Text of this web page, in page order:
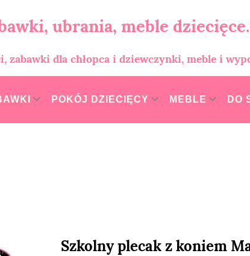
ubrania, meble
zabawki dla chłopca i dziewczynki, meble i
POKÓJ DZIECIĘCY MEBLE DO
Szkolny plecak z koniem